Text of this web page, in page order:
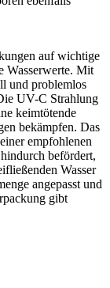
auf wichtige
Wasserwerte. Mit
und problemlos
UV-C Strahlung
keimtötende
bekämpfen. Das
empfohlenen
befördert,
Wasser
angepasst und
gibt